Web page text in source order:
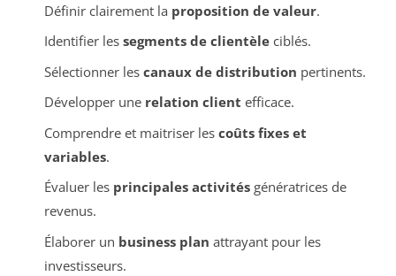
Définir clairement la proposition de valeur.
Identifier les segments de clientèleciblés.
Sélectionner les canaux de distribution pertinents.
Développer une relation client efficace.
Comprendre et maitriser les coûts fixes et
variables.
Évaluer les principales activitésgénératrices de
revenus.
Élaborer un business plan attrayant pour les
investisseurs.